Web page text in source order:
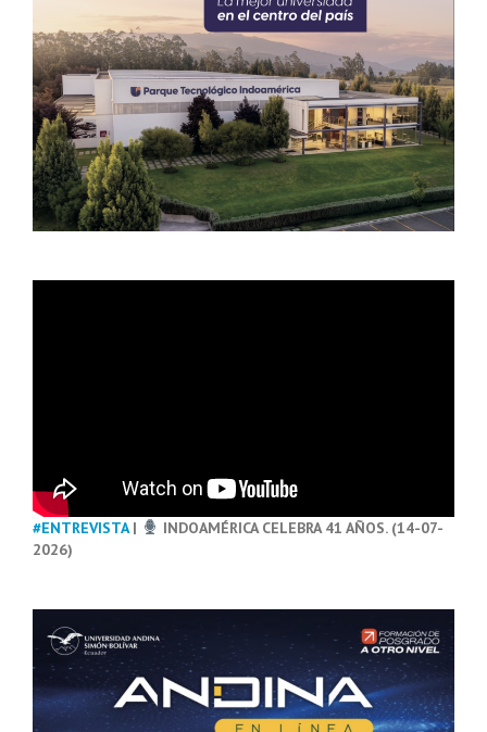
#ENTREVISTA|
INDOAMÉRICA CELEBRA 41 AÑOS. (14-07-
2026)